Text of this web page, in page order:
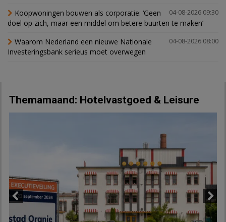
04-08-2026 09:30
Koopwoningen bouwen als corporatie: ‘Geen
doel op zich, maar een middel om betere buurten te maken’
04-08-2026 08:00
Waarom Nederland een nieuwe Nationale
Investeringsbank serieus moet overwegen
Themamaand: Hotelvastgoed & Leisure
Next